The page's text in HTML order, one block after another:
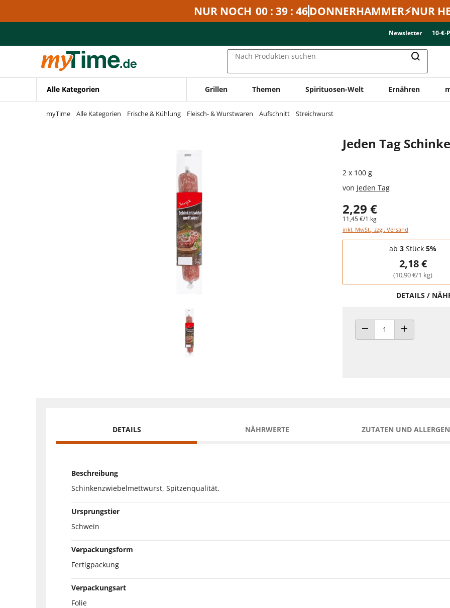
Zur Navigation springen
NUR NOCH 00 : 39 : 46DONNERHAMMER⚡NUR
Newsletter 10-€-
Nach Produkten suchen
Alle Kategorien Grillen Themen Spirituosen-Welt Ernähren
myTime Alle Kategorien Frische & Kühlung Fleisch- & Wurstwaren Aufschnitt Streichwurst
Jeden Tag
2 x 100 g
von Jeden Tag
2,29 €
11,45 €/1 kg
inkl. MwSt., zzgl. Versand
Staffelpreise - Mengenrabatt
ab 3 Stück 5%
2,18 €
(10,90 €/1 kg)
DETAILS /
ANZAHL VERRINGERN
ANZAHL
DETAILS NÄHRWERTE ZUTATEN UND
Beschreibung
Schinkenzwiebelmettwurst, Spitzenqualität.
Ursprungstier
Schwein
Verpackungsform
Fertigpackung
Verpackungsart
Folie